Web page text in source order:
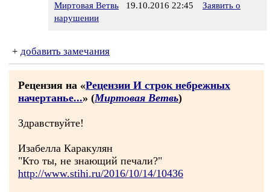
Миртовая Ветвь 19.10.2016 22:45
Заявить о
нарушении
+ добавить замечания
Рецензия на «Рецензии И строк небрежных
начертанье...» (Миртовая Ветвь)
Здравствуйте!
Изабелла Каракулян
"Кто ты, не знающий печали?"
http://www.stihi.ru/2016/10/14/10436